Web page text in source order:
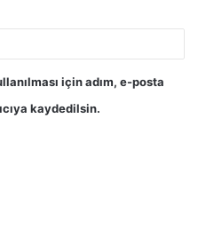
için adım, e-posta
kaydedilsin.